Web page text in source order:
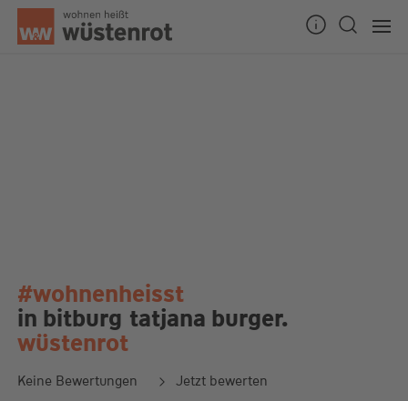
#wohnenheisst
in bitburg tatjana burger.
wüstenrot
Keine Bewertungen Jetzt bewerten